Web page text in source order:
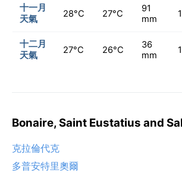
十一月
天氣
28°C 27°C
91
mm
十二月
天氣
27°C 26°C
36
mm
Bonaire, Saint Eustatius and
克拉倫代克
多普安特里奧爾